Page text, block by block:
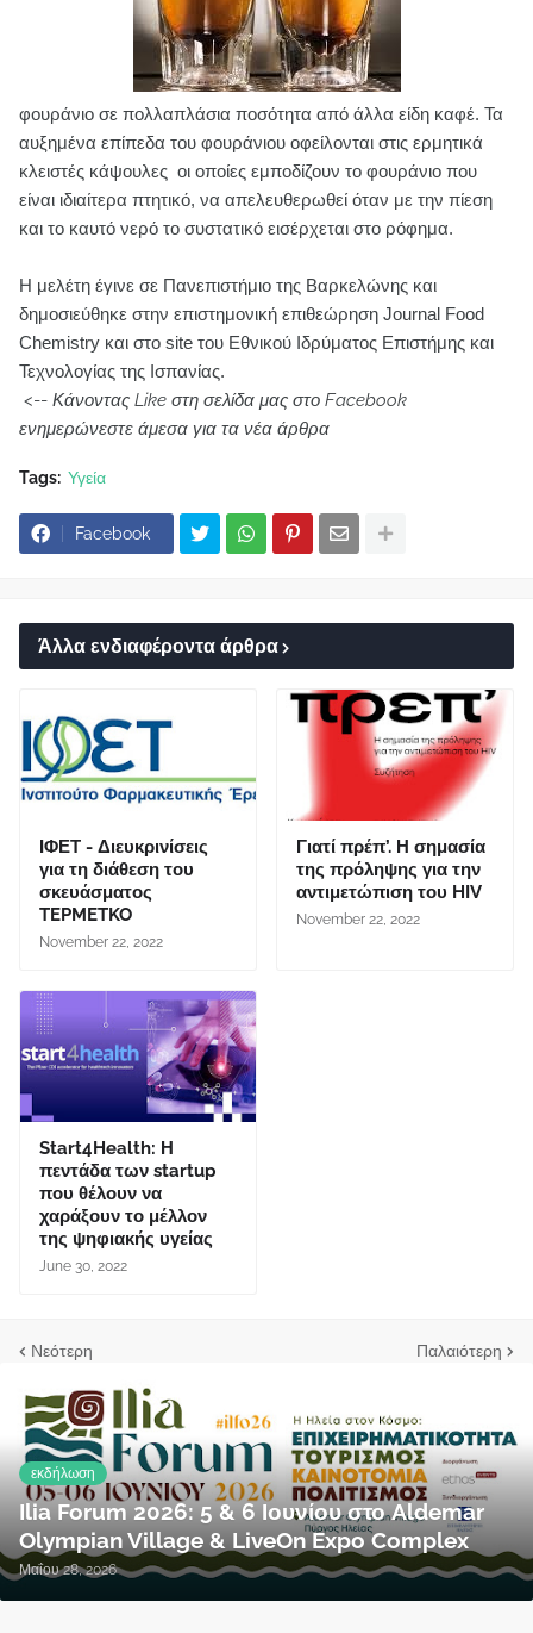
φουράνιο σε πολλαπλάσια ποσότητα από άλλα είδη καφέ. Τα
αυξημένα επίπεδα του φουράνιου οφείλονται στις ερμητικά
κλειστές κάψουλες οι οποίες εμποδίζουν το φουράνιο που
είναι ιδιαίτερα πτητικό, να απελευθερωθεί όταν με την πίεση
και το καυτό νερό το συστατικό εισέρχεται στο ρόφημα.
Η μελέτη έγινε σε Πανεπιστήμιο της Βαρκελώνης και
δημοσιεύθηκε στην επιστημονική επιθεώρηση Journal Food
Chemistry και στο site του Εθνικού Ιδρύματος Επιστήμης και
Τεχνολογίας της Ισπανίας.
<-- Κάνοντας Like στη σελίδα μας στο Facebook
ενημερώνεστε άμεσα για τα νέα άρθρα
Tags: Υγεία
Facebook
Άλλα ενδιαφέροντα άρθρα
ΙΦΕΤ - Διευκρινίσεις
για τη διάθεση του
σκευάσματος
TEPMETKO
November 22, 2022
Γιατί πρέπ’. Η σημασία
της πρόληψης για την
αντιμετώπιση του HIV
November 22, 2022
Start4Health: Η
πεντάδα των startup
που θέλουν να
χαράξουν το μέλλον
της ψηφιακής υγείας
June 30, 2022
Νεότερη Παλαιότερη
εκδήλωση
Ilia Forum 2026: 5 & 6 Ιουνίου στο Aldemar
Olympian Village & LiveOn Expo Complex
Μαΐου 28, 2026